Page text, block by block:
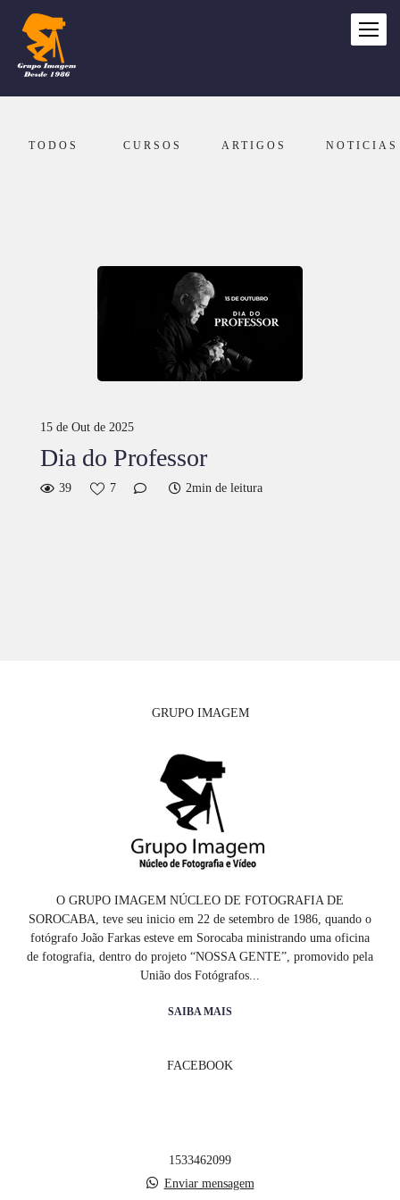
TODOS CURSOS ARTIGOS NOTICIAS
15 de Out de 2025
Dia do Professor
39 7 2min de leitura
GRUPO IMAGEM
O GRUPO IMAGEM NÚCLEO DE FOTOGRAFIA DE
SOROCABA, teve seu inicio em 22 de setembro de 1986, quando o
fotógrafo João Farkas esteve em Sorocaba ministrando uma oficina
de fotografia, dentro do projeto “NOSSA GENTE”, promovido pela
União dos Fotógrafos...
SAIBA MAIS
FACEBOOK
1533462099
Enviar mensagem